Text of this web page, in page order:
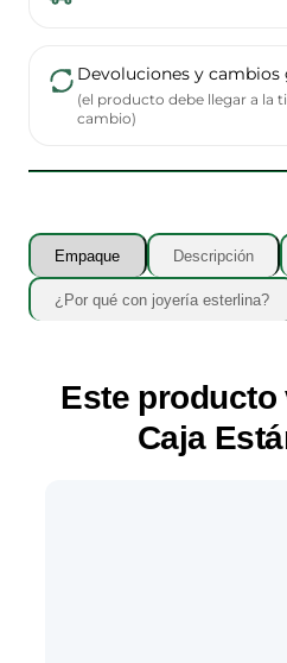
Devoluciones y
(el producto debe llegar a la
cambio)
Empaque Descripción
¿Por qué con joyería esterlina?
Este producto
Caja